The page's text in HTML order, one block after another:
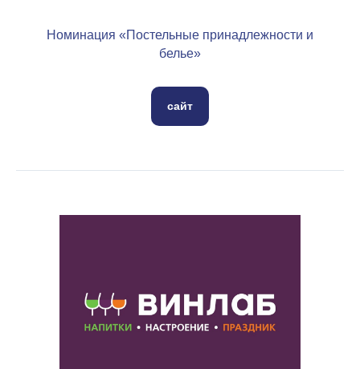
Номинация «Постельные принадлежности и
белье»
сайт